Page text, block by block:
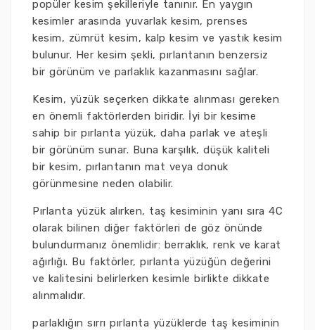
popüler kesim şekilleriyle tanınır. En yaygın
kesimler arasında yuvarlak kesim, prenses
kesim, zümrüt kesim, kalp kesim ve yastık kesim
bulunur. Her kesim şekli, pırlantanın benzersiz
bir görünüm ve parlaklık kazanmasını sağlar.
Kesim, yüzük seçerken dikkate alınması gereken
en önemli faktörlerden biridir. İyi bir kesime
sahip bir pırlanta yüzük, daha parlak ve ateşli
bir görünüm sunar. Buna karşılık, düşük kaliteli
bir kesim, pırlantanın mat veya donuk
görünmesine neden olabilir.
Pırlanta yüzük alırken, taş kesiminin yanı sıra 4C
olarak bilinen diğer faktörleri de göz önünde
bulundurmanız önemlidir: berraklık, renk ve karat
ağırlığı. Bu faktörler, pırlanta yüzüğün değerini
ve kalitesini belirlerken kesimle birlikte dikkate
alınmalıdır.
parlaklığın sırrı pırlanta yüzüklerde taş kesiminin